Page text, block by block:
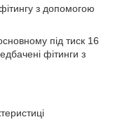
з допомогою
під тиск 16
фітинги з